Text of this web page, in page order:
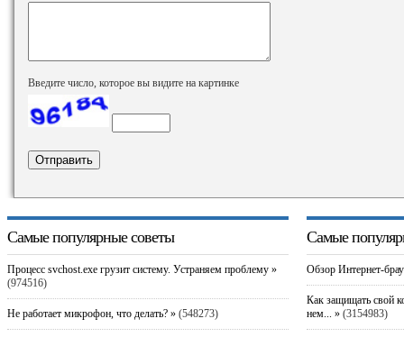
Введите число, которое вы видите на картинке
Самые популярные советы
Процесс svchost.exe грузит систему. Устраняем проблему »
(974516)
Не работает микрофон, что делать? »(548273)
Самые
Обзор Интернет-
Как защищать свой
нем... »(3154983)